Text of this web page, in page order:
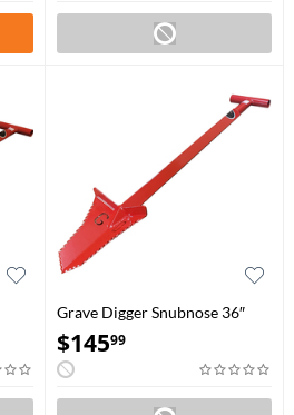
Grave Digger Snubnose 36″
Rouge
$14599